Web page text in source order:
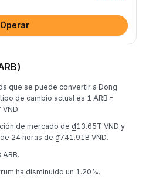
Operar
que se puede convertir a Dong
de cambio actual es 1 ARB =
de mercado de ₫13.65T VND y
24 horas de ₫741.91B VND.
ha disminuido un 1.20%.